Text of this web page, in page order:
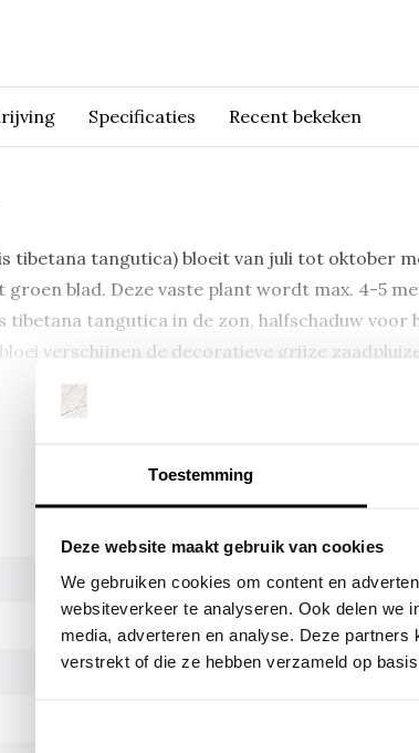
Toestemming
Deze website maakt gebruik van cookies
We gebruiken cookies om content en
websiteverkeer te analyseren. Ook delen we
media, adverteren en analyse. Deze
verstrekt of die ze hebben verzameld op
Specificaties Recent bekeken
tibetana tangutica) bloeit van juli tot oktober
groen blad. Deze vaste plant wordt max. 4-5
tibetana tangutica in de zon, halfschaduw voor
verschijnen de decoratieve grijze
Clematis tibetana
juli-september
geel